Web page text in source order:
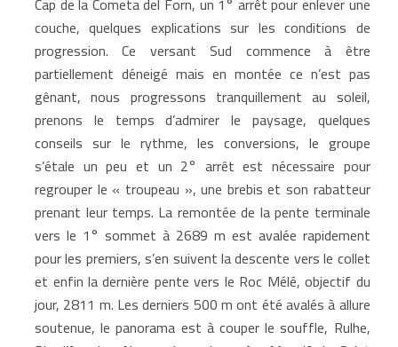
couche, quelques explications sur les conditions de
progression. Ce versant Sud commence à être
partiellement déneigé mais en montée ce n’est pas
gênant, nous progressons tranquillement au soleil,
prenons le temps d’admirer le paysage, quelques
conseils sur le rythme, les conversions, le groupe
s’étale un peu et un 2° arrêt est nécessaire pour
regrouper le « troupeau », une brebis et son rabatteur
prenant leur temps. La remontée de la pente terminale
vers le 1° sommet à 2689 m est avalée rapidement
pour les premiers, s’en suivent la descente vers le collet
et enfin la dernière pente vers le Roc Mélé, objectif du
jour, 2811 m. Les derniers 500 m ont été avalés à allure
soutenue, le panorama est à couper le souffle, Rulhe,